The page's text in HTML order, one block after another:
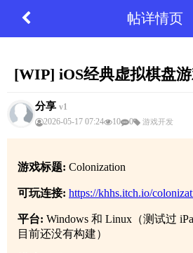
帖详情页
[WIP] iOS经典虚拟棋盘游
分享 v1
2026-05-17 07:24
10 0 游戏开发
游戏标题: Colonization
可玩连接: https://khhs.itch.io/
平台: Windows 和 Linux（测试过
目前还没有构建）